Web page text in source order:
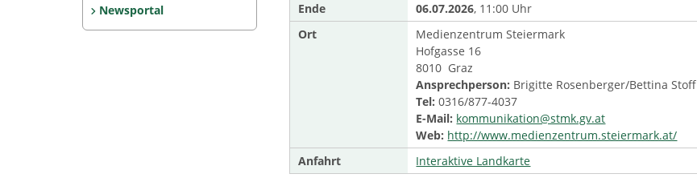
Newsportal
Ende
06.07.2026, 11:00 Uhr
Ort
Medienzentrum Steiermark
Hofgasse 16
8010 Graz
Ansprechperson: Brigitte Rosenberger/Bettina Stoff
Tel:0316/877-4037
E-Mail: kommunikation@stmk.gv.at
Web: http://www.medienzentrum.steiermark.at/
Anfahrt
Interaktive Landkarte